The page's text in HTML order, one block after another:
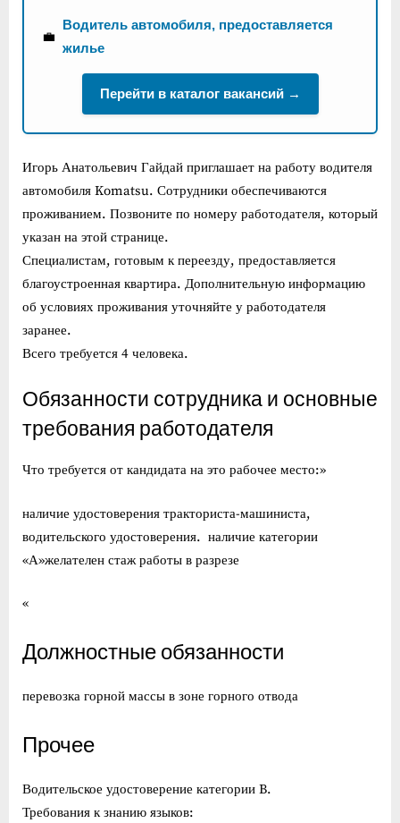
💼
Водитель автомобиля, предоставляется
жилье
Перейти в каталог вакансий →
Игорь Анатольевич Гайдай приглашает на работу водителя
автомобиля Komatsu. Сотрудники обеспечиваются
проживанием. Позвоните по номеру работодателя, который
указан на этой странице.
Специалистам, готовым к переезду, предоставляется
благоустроенная квартира. Дополнительную информацию
об условиях проживания уточняйте у работодателя
заранее.
Всего требуется 4 человека.
Обязанности сотрудника и основные
требования работодателя
Что требуется от кандидата на это рабочее место:»
наличие удостоверения тракториста-машиниста,
водительского удостоверения. наличие категории
«А»желателен стаж работы в разрезе
«
Должностные обязанности
перевозка горной массы в зоне горного отвода
Прочее
Водительское удостоверение категории B.
Требования к знанию языков: